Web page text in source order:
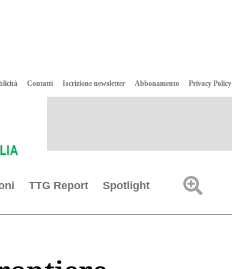
Contatti Iscrizione newsletter Abbonamento Privacy Policy
TTG Report Spotlight